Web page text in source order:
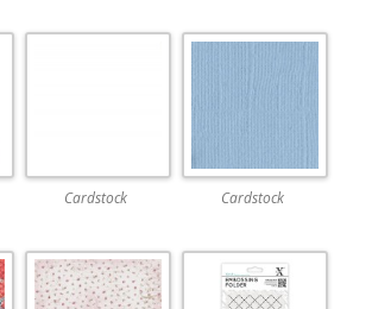
Cardstock Cardstock